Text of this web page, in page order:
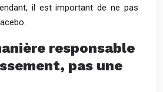
il est important de ne pas
responsable
pas une